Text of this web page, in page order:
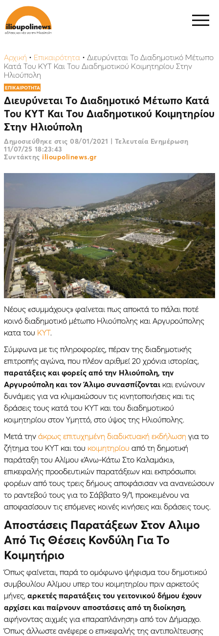
Αρχική • Επικαιρότητα • Διευρύνεται Το Διαδημοτικό Μέτωπο
Κατά Του ΚΥΤ Και Του Διαδημοτικού Κοιμητηρίου Στην
Ηλιούπολη
ΕΠΙΚΑΙΡΟΤΗΤΑ
Διευρύνεται Το Διαδημοτικό Μέτωπο Κατά
Του ΚΥΤ Και Του Διαδημοτικού Κοιμητηρίου
Στην Ηλιούπολη
Δημοσιεύθηκε στις 08/01/2021 | Τελευταία Ενημέρωση
11/07/25 18:23:43
Συντάκτης ilioupolinews.gr
Νέους «συμμάχους» φαίνεται πως αποκτά το πάλαι ποτέ
κοινό διαδημοτικό μέτωπο Ηλιούπολης και Αργυρούπολης
κατα του ΚΥΤ.
Σύμφωνα με τις πληροφορίες, πέραν της διαδημοτικής
επιτροπής αγώνα, που πλέον αριθμεί 20 χρόνια ιστορίας,
παρατάξεις και φορείς από την Ηλιούπολη, την
Αργυρούπολη και τον Άλιμο συνασπίζονται και ενώνουν
δυνάμεις για να κλιμακώσουν τις κινητοποιήσεις και τις
δράσεις τους κατά του ΚΥΤ και του διαδημοτικού
κοιμητηρίου στον Υμηττό, στο ύψος της Ηλιούπολης.
Mετά την άκρως επιτυχημένη διαδικτυακή εκδήλωση για το
ζήτημα του ΚΥΤ και του κοιμητηρίου από τη δημοτική
παράταξη του Αλίμου «Άνω-Κάτω Στο Καλαμάκι»,
επικεφαλής προοδευτικών παρατάξεων και εκπρόσωποι
φορέων από τους τρεις δήμους αποφάσισαν να ανανεώσουν
το ραντεβού τους για το Σάββατο 9/1, προκειμένου να
αποφασίσουν τις επόμενες κοινές κινήσεις και δράσεις τους.
Αποστάσεις Παρατάξεων Στον Αλιμο
Από Τις Θέσεις Κονδύλη Για Το
Κοιμητήριο
Όπως φαίνεται, παρά το ομόφωνο ψήφισμα του δημοτικού
συμβουλίου Αλίμου υπερ του κοιμητηρίου πριν αρκετούς
μήνες, αρκετές παρατάξεις του γειτονικού δήμου έχουν
αρχίσει και παίρνουν αποστάσεις από τη διοίκηση,
αφήνοντας αιχμές για «παραπλάνηση» από τον Δήμαρχο.
Όπως άλλωστε ανέφερε ο επικεφαλής της αντιπολίτευσης